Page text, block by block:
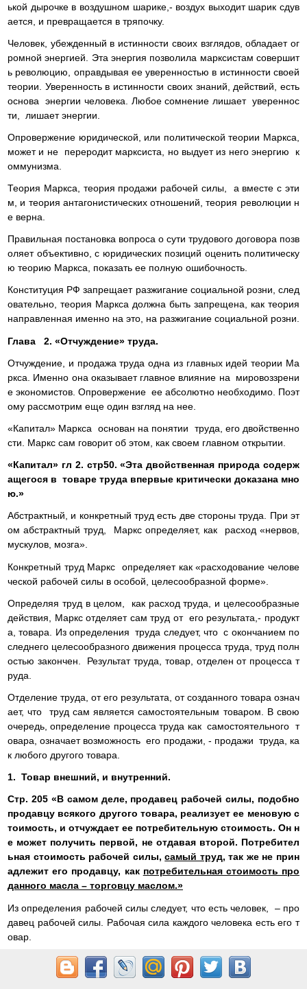
ькой дырочке в воздушном шарике,- воздух выходит шарик сдув
ается, и превращается в тряпочку.
Человек, убежденный в истинности своих взглядов, обладает ог
ромной энергией. Эта энергия позволила марксистам совершит
ь революцию, оправдывая ее уверенностью в истинности своей
теории. Уверенность в истинности своих знаний, действий, есть
основа энергии человека. Любое сомнение лишает увереннос
ти, лишает энергии.
Опровержение юридической, или политической теории Маркса,
может и не переродит марксиста, но выдует из него энергию к
оммунизма.
Теория Маркса, теория продажи рабочей силы, а вместе с эти
м, и теория антагонистических отношений, теория революции н
е верна.
Правильная постановка вопроса о сути трудового договора позв
оляет объективно, с юридических позиций оценить политическу
ю теорию Маркса, показать ее полную ошибочность.
Конституция РФ запрещает разжигание социальной розни, след
овательно, теория Маркса должна быть запрещена, как теория
направленная именно на это, на разжигание социальной розни.
Глава 2. «Отчуждение» труда.
Отчуждение, и продажа труда одна из главных идей теории Ма
ркса. Именно она оказывает главное влияние на мировоззрени
е экономистов. Опровержение ее абсолютно необходимо. Поэт
ому рассмотрим еще один взгляд на нее.
«Капитал» Маркса основан на понятии труда, его двойственно
сти. Маркс сам говорит об этом, как своем главном открытии.
«Капитал» гл 2. стр50. «Эта двойственная природа содерж
ащегося в товаре труда впервые критически доказана мно
ю.»
Абстрактный, и конкретный труд есть две стороны труда. При эт
ом абстрактный труд, Маркс определяет, как расход «нервов,
мускулов, мозга».
Конкретный труд Маркс определяет как «расходование челове
ческой рабочей силы в особой, целесообразной форме».
Определяя труд в целом, как расход труда, и целесообразные
действия, Маркс отделяет сам труд от его результата,- продукт
а, товара. Из определения труда следует, что с окончанием по
следнего целесообразного движения процесса труда, труд полн
остью закончен. Результат труда, товар, отделен от процесса т
руда.
Отделение труда, от его результата, от созданного товара означ
ает, что труд сам является самостоятельным товаром. В свою
очередь, определение процесса труда как самостоятельного т
овара, означает возможность его продажи, - продажи труда, ка
к любого другого товара.
1. Товар внешний, и внутренний.
Стр. 205 «В самом деле, продавец рабочей силы, подобно
продавцу всякого другого товара, реализует ее меновую с
тоимость, и отчуждает ее потребительную стоимость. Он н
е может получить первой, не отдавая второй. Потребител
ьная стоимость рабочей силы,самый труд, так же не прин
адлежит его продавцу, как потребительная стоимость про
данного масла – торговцу маслом.»
Из определения рабочей силы следует, что есть человек, – про
давец рабочей силы. Рабочая сила каждого человека есть его т
овар.
Рабочая сила, как всякий товар, имеет меновую, и потребитель
ную стоимость. При продаже человеком своей рабочей силы от